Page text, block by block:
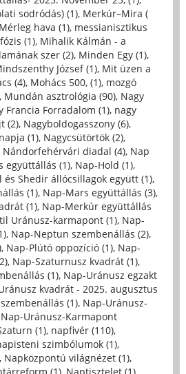
sodródás) (1), Merkúr–Mira (
Mérleg hava (1), messianisztikus
(1), Mihalik Kálmán - a
szer (2), Minden Egy (1),
József (1), Mit üzen a
(4), Mohács 500, (1), mozgó
Mundán asztrológia (90), Nagy
Francia Forradalom (1), nagy
(2), Nagyboldogasszony (6),
(1), Nagycsütörtök (2),
Nándorfehérvári diadal (4), Nap
együttállás (1), Nap-Hold (1),
és Shedir állócsillagok együtt (1),
(1), Nap-Mars együttállás (3),
(1), Nap-Merkúr együttállás
Uránusz-karmapont (1), Nap-
, Nap-Neptun szembenállás (2),
, Nap-Plútó oppozíció (1), Nap-
, Nap-Szaturnusz kvadrát (1),
(1), Nap-Uránusz egzakt
kvadrát - 2025. augusztus
(1), Nap-Uránusz-
Nap-Uránusz-Karmapont
(1), napfivér (110),
szimbólumok (1),
Napközpontú világnézet (1),
(1), Naptisztelet (1),